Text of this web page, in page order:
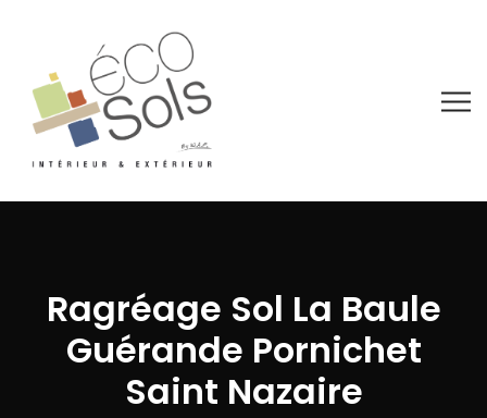
Ragréage Sol La Baule
Guérande Pornichet
Saint Nazaire